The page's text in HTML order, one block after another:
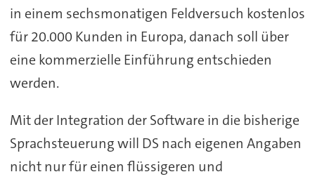
in einem sechsmonatigen Feldversuch kostenlos
für 20.000 Kunden in Europa, danach soll über
eine kommerzielle Einführung entschieden
werden.
Mit der Integration der Software in die bisherige
Sprachsteuerung will DS nach eigenen Angaben
nicht nur für einen flüssigeren und